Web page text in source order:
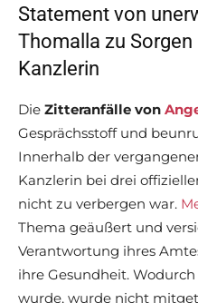
Statement von
Thomalla zu
Kanzlerin
Die Zitteranfälle von
Gesprächsstoff und
Innerhalb der
Kanzlerin bei drei
nicht zu verbergen war.
Thema geäußert und
Verantwortung ihres
ihre Gesundheit.
wurde, wurde nicht